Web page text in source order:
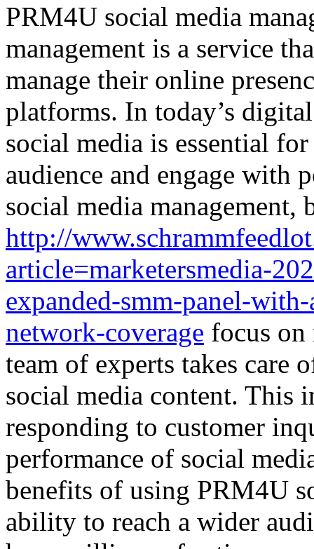
PRM4U social media
management is a service
manage their online
platforms. In today’s
social media is essential
audience and engage with
social media management,
http://
article=marketersmedia-
expanded-smm-panel-
network-coverage focus
team of experts takes care
social media content. This
responding to customer
performance of social
benefits of using PRM4U
ability to reach a wider